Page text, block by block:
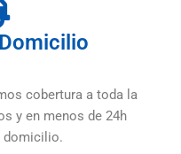
cobertura a toda la
y en menos de 24h
domicilio.